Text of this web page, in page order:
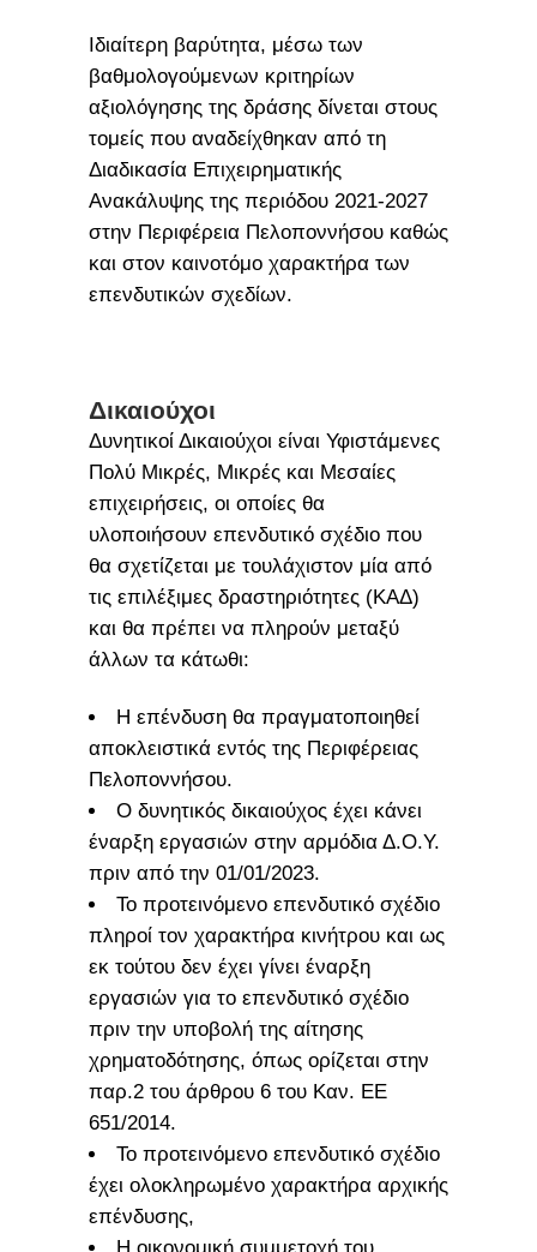
Ιδιαίτερη βαρύτητα, μέσω των
βαθμολογούμενων κριτηρίων
αξιολόγησης της δράσης δίνεται στους
τομείς που αναδείχθηκαν από τη
Διαδικασία Επιχειρηματικής
Ανακάλυψης της περιόδου 2021-2027
στην Περιφέρεια Πελοποννήσου καθώς
και στον καινοτόμο χαρακτήρα των
επενδυτικών σχεδίων.
Δικαιούχοι
Δυνητικοί Δικαιούχοι είναι Υφιστάμενες
Πολύ Μικρές, Μικρές και Μεσαίες
επιχειρήσεις, οι οποίες θα
υλοποιήσουν επενδυτικό σχέδιο που
θα σχετίζεται με τουλάχιστον μία από
τις επιλέξιμες δραστηριότητες (ΚΑΔ)
και θα πρέπει να πληρούν μεταξύ
άλλων τα κάτωθι:
Η επένδυση θα πραγματοποιηθεί
αποκλειστικά εντός της Περιφέρειας
Πελοποννήσου.
Ο δυνητικός δικαιούχος έχει κάνει
έναρξη εργασιών στην αρμόδια Δ.Ο.Υ.
πριν από την 01/01/2023.
Το προτεινόμενο επενδυτικό σχέδιο
πληροί τον χαρακτήρα κινήτρου και ως
εκ τούτου δεν έχει γίνει έναρξη
εργασιών για το επενδυτικό σχέδιο
πριν την υποβολή της αίτησης
χρηματοδότησης, όπως ορίζεται στην
παρ.2 του άρθρου 6 του Καν. ΕΕ
651/2014.
Το προτεινόμενο επενδυτικό σχέδιο
έχει ολοκληρωμένο χαρακτήρα αρχικής
επένδυσης,
Η οικονομική συμμετοχή του